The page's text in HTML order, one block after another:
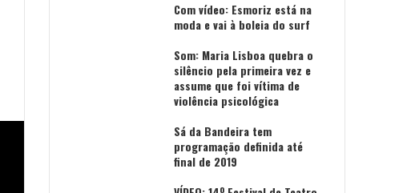
Com vídeo: Esmoriz está na
moda e vai à boleia do surf
Som: Maria Lisboa quebra o
silêncio pela primeira vez e
assume que foi vítima de
violência psicológica
Sá da Bandeira tem
programação definida até
final de 2019